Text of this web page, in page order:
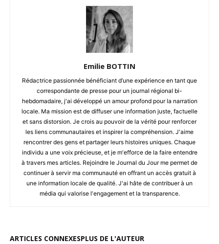
Emilie BOTTIN
Rédactrice passionnée bénéficiant d’une expérience en tant que
correspondante de presse pour un journal régional bi-
hebdomadaire, j'ai développé un amour profond pour la narration
locale. Ma mission est de diffuser une information juste, factuelle
et sans distorsion. Je crois au pouvoir de la vérité pour renforcer
les liens communautaires et inspirer la compréhension. J'aime
rencontrer des gens et partager leurs histoires uniques. Chaque
individu a une voix précieuse, et je m'efforce de la faire entendre
à travers mes articles. Rejoindre le Journal du Jour me permet de
continuer à servir ma communauté en offrant un accès gratuit à
une information locale de qualité. J'ai hâte de contribuer à un
média qui valorise l'engagement et la transparence.
ARTICLES CONNEXESPLUS DE L'AUTEUR